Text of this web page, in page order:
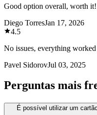
Good option overall, worth it!
Diego TorresJan 17, 2026
4.5
No issues, everything
Pavel SidorovJul 03, 2025
Perguntas mais
É possível utilizar um